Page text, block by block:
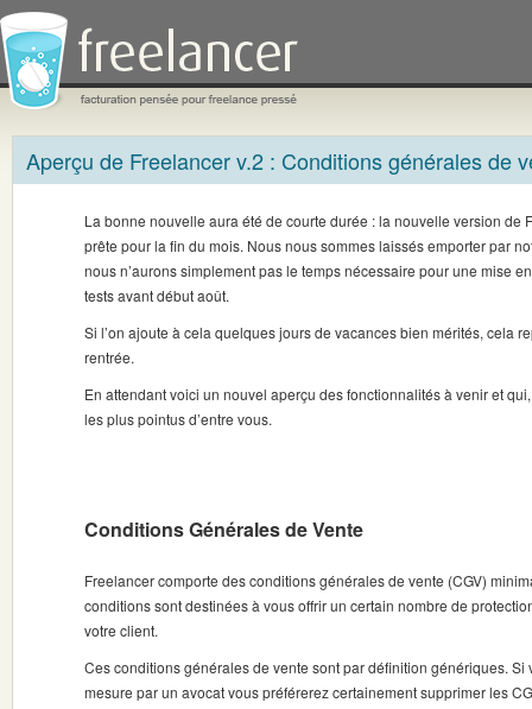
Aperçu de Freelancer v.2 : Conditions générales de
La bonne nouvelle aura été de courte durée : la nouvelle version de
prête pour la fin du mois. Nous nous sommes laissés emporter par
nous n’aurons simplement pas le temps nécessaire pour une mise
tests avant début août.
Si l’on ajoute à cela quelques jours de vacances bien mérités, cela
rentrée.
En attendant voici un nouvel aperçu des fonctionnalités à venir et
les plus pointus d’entre vous.
Conditions Générales de Vente
Freelancer comporte des conditions générales de vente (CGV)
conditions sont destinées à vous offrir un certain nombre de
votre client.
Ces conditions générales de vente sont par définition génériques. Si
mesure par un avocat vous préférerez certainement supprimer les